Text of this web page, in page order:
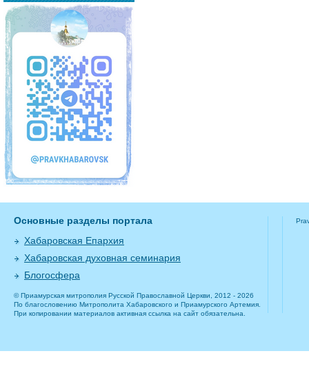
Основные разделы портала
Хабаровская Епархия
Хабаровская духовная семинария
Блогосфера
© Приамурская митрополия Русской Православной Церкви, 2012 - 2026
По благословению Митрополита Хабаровского и Приамурского Артемия.
При копировании материалов активная ссылка на сайт обязательна.